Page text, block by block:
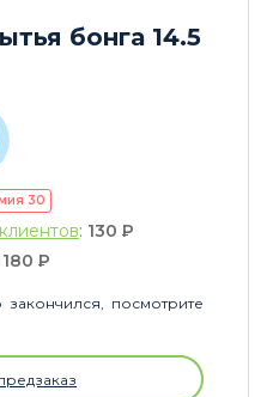
бонга 14.5
30
: 130 P
180 P
посмотрите